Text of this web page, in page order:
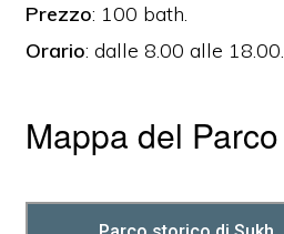
Prezzo: 100 bath.
Orario: dalle 8.00 alle 18.00.
Mappa del Parco